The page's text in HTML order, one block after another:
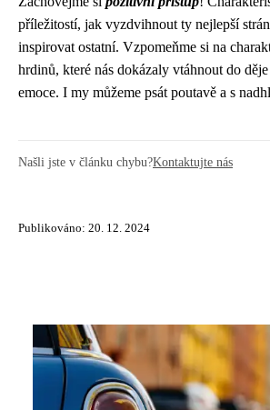
příležitostí, jak vyzdvihnout ty nejlepší
inspirovat ostatní. Vzpomeňme si na
hrdinů, které nás dokázaly vtáhnout do
emoce. I my můžeme psát poutavě a s
Našli jste v článku chybu?Kontaktujte nás
Publikováno: 20. 12. 2024